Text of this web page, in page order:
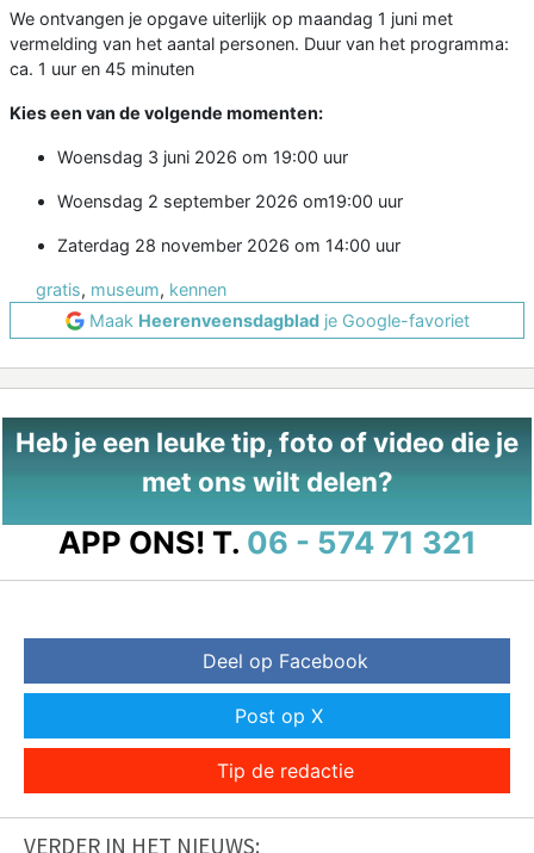
We ontvangen je opgave uiterlijk op maandag 1 juni met
vermelding van het aantal personen. Duur van het programma:
ca. 1 uur en 45 minuten
Kies een van de volgende momenten:
Woensdag 3 juni 2026 om 19:00 uur
Woensdag 2 september 2026 om19:00 uur
Zaterdag 28 november 2026 om 14:00 uur
gratis, museum, kennen
Maak Heerenveensdagbladje Google-favoriet
Heb je een leuke tip, foto of video die je
met ons wilt delen?
APP ONS! T. 06 - 574 71 321
Deel op Facebook
Post op X
Tip de redactie
VERDER IN HET NIEUWS: